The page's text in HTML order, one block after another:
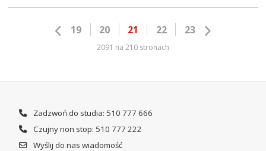
19 20 21 22 23
2091 na 210 stronach
Zadzwoń do studia: 510 777 666
Czujny non stop: 510 777 222
Wyślij do nas wiadomość